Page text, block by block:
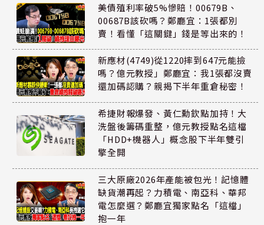
美債殖利率破5%慘賠！00679B、
00687B該砍嗎？鄭廳宜：1張都別
賣！看懂「這關鍵」錢是等出來的！
新應材(4749)從1220摔到647元能撿
嗎？億元教授」鄭廳宜：我1張都沒賣
還加碼認購？親揭下半年重倉秘密！
希捷財報爆發、黃仁勳欽點加持！大
洗盤後籌碼重整，億元教授點名這檔
「HDD+機器人」概念股下半年雙引
擎全開
三大原廠2026年產能被包光！記憶體
缺貨潮再起？力積電、南亞科、華邦
電怎麼選？鄭廳宜獨家點名「這檔」
抱一年